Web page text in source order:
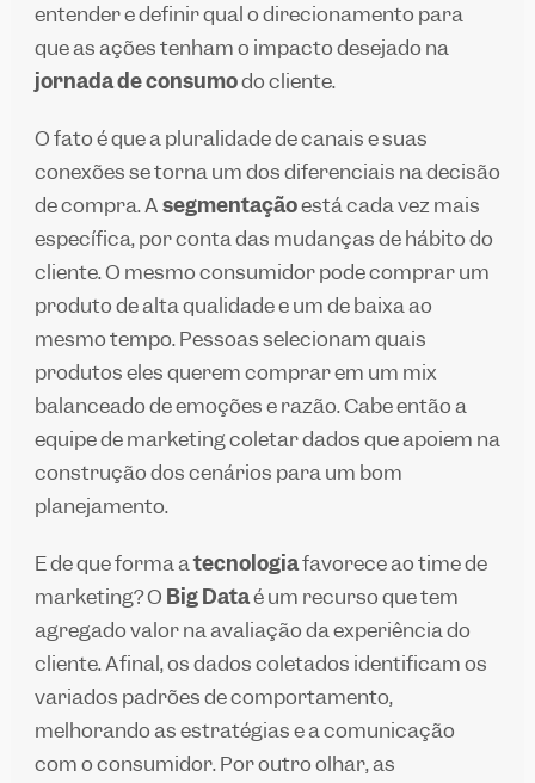
entender e definir qual o direcionamento para
que as ações tenham o impacto desejado na
jornada de consumodo cliente.
O fato é que a pluralidade de canais e suas
conexões se torna um dos diferenciais na decisão
de compra. Asegmentaçãoestá cada vez mais
específica, por conta das mudanças de hábito do
cliente. O mesmo consumidor pode comprar um
produto de alta qualidade e um de baixa ao
mesmo tempo. Pessoas selecionam quais
produtos eles querem comprar em um mix
balanceado de emoções e razão. Cabe então a
equipe de marketing coletar dados que apoiem na
construção dos cenários para um bom
planejamento.
E de que forma atecnologiafavorece ao time de
marketing? O Big Dataé um recurso que tem
agregado valor na avaliação da experiência do
cliente. Afinal, os dados coletados identificam os
variados padrões de comportamento,
melhorando as estratégias e a comunicação
com o consumidor. Por outro olhar, as